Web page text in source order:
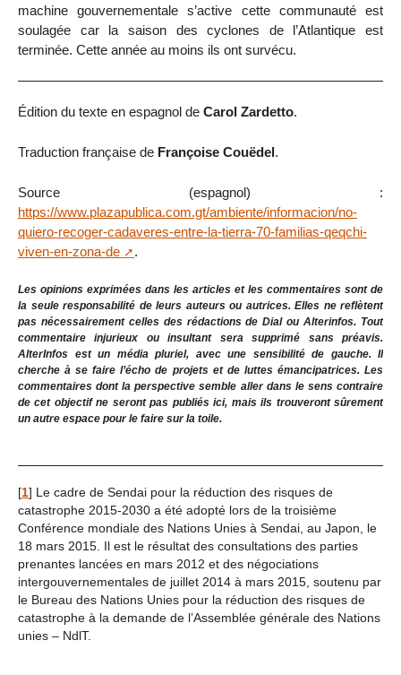
machine gouvernementale s’active cette communauté est
soulagée car la saison des cyclones de l’Atlantique est
terminée. Cette année au moins ils ont survécu.
Édition du texte en espagnol de Carol Zardetto.
Traduction française de Françoise Couëdel.
Source (espagnol) :
https://www.plazapublica.com.gt/ambiente/informacion/no-
quiero-recoger-cadaveres-entre-la-tierra-70-familias-qeqchi-
viven-en-zona-de
.
Les opinions exprimées dans les articles et les commentaires sont de
la seule responsabilité de leurs auteurs ou autrices. Elles ne reflètent
pas nécessairement celles des rédactions de Dial ou Alterinfos. Tout
commentaire injurieux ou insultant sera supprimé sans préavis.
AlterInfos est un média pluriel, avec une sensibilité de gauche. Il
cherche à se faire l’écho de projets et de luttes émancipatrices. Les
commentaires dont la perspective semble aller dans le sens contraire
de cet objectif ne seront pas publiés ici, mais ils trouveront sûrement
un autre espace pour le faire sur la toile.
[1] Le cadre de Sendai pour la réduction des risques de
catastrophe 2015-2030 a été adopté lors de la troisième
Conférence mondiale des Nations Unies à Sendai, au Japon, le
18 mars 2015. Il est le résultat des consultations des parties
prenantes lancées en mars 2012 et des négociations
intergouvernementales de juillet 2014 à mars 2015, soutenu par
le Bureau des Nations Unies pour la réduction des risques de
catastrophe à la demande de l’Assemblée générale des Nations
unies – NdlT.